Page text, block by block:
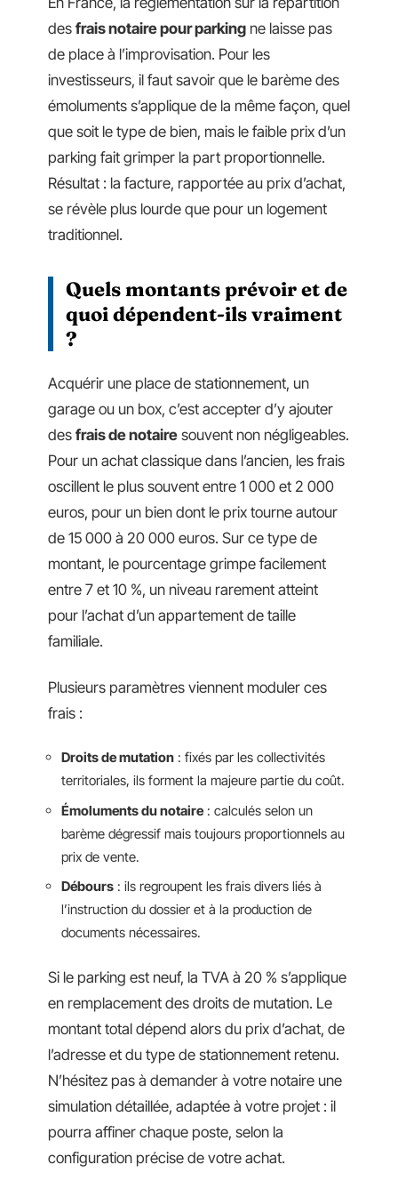
des frais notaire pour parking ne laisse pas
de place à l’improvisation. Pour les
investisseurs, il faut savoir que le barème des
émoluments s’applique de la même façon, quel
que soit le type de bien, mais le faible prix d’un
parking fait grimper la part proportionnelle.
Résultat : la facture, rapportée au prix d’achat,
se révèle plus lourde que pour un logement
traditionnel.
Quels montants prévoir et de
quoi dépendent-ils vraiment
?
Acquérir une place de stationnement, un
garage ou un box, c’est accepter d’y ajouter
des frais de notaire souvent non négligeables.
Pour un achat classique dans l’ancien, les frais
oscillent le plus souvent entre 1 000 et 2 000
euros, pour un bien dont le prix tourne autour
de 15 000 à 20 000 euros. Sur ce type de
montant, le pourcentage grimpe facilement
entre 7 et 10 %, un niveau rarement atteint
pour l’achat d’un appartement de taille
familiale.
Plusieurs paramètres viennent moduler ces
frais :
Droits de mutation : fixés par les collectivités
territoriales, ils forment la majeure partie du coût.
Émoluments du notaire : calculés selon un
barème dégressif mais toujours proportionnels au
prix de vente.
Débours : ils regroupent les frais divers liés à
l’instruction du dossier et à la production de
documents nécessaires.
Si le parking est neuf, la TVA à 20 % s’applique
en remplacement des droits de mutation. Le
montant total dépend alors du prix d’achat, de
l’adresse et du type de stationnement retenu.
N’hésitez pas à demander à votre notaire une
simulation détaillée, adaptée à votre projet : il
pourra affiner chaque poste, selon la
configuration précise de votre achat.